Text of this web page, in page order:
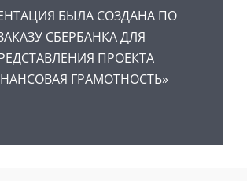
БЫЛА СОЗДАНА ПО
СБЕРБАНКА ДЛЯ
ПРОЕКТА
ГРАМОТНОСТЬ»